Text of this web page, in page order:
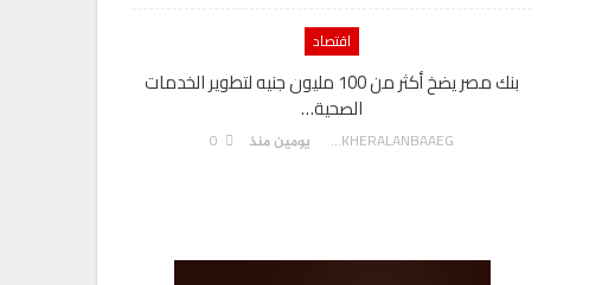
اقتصاد
بنك مصر يضخ أكثر من 100 مليون جنيه لتطوير الخدمات
الصحية…
AKHERALANBAAEG يومين منذ